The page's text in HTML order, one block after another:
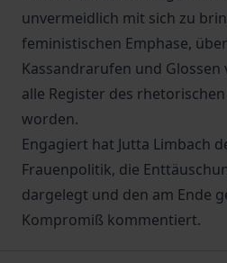
unvermeidlich mit sich zu
feministischen Emphase,
Kassandrarufen und
alle Register des
worden.
Engagiert hat Jutta Limbach
Frauenpolitik, die
dargelegt und den am Ende
Kompromiß kommentiert.